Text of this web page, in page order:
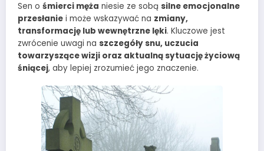
Sen o śmierci męża niesie ze sobą silne emocjonalne
przesłanie i może wskazywać na zmiany,
transformację lub wewnętrzne lęki. Kluczowe jest
zwrócenie uwagi na szczegóły snu, uczucia
towarzyszące wizji oraz aktualną sytuację życiową
śniącej, aby lepiej zrozumieć jego znaczenie.